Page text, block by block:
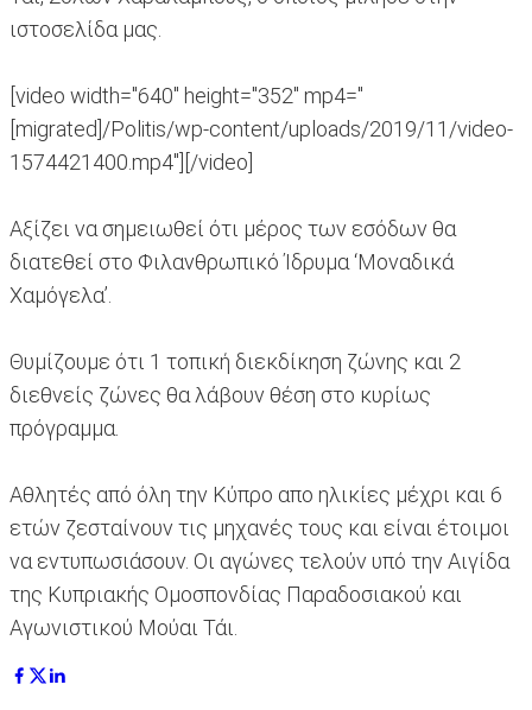
ιστοσελίδα μας.
[video width="640" height="352" mp4="
[migrated]/Politis/wp-content/uploads/2019/11/video-
1574421400.mp4"][/video]
Αξίζει να σημειωθεί ότι μέρος των εσόδων θα
διατεθεί στο Φιλανθρωπικό Ίδρυμα ‘Μοναδικά
Χαμόγελα’.
Θυμίζουμε ότι 1 τοπική διεκδίκηση ζώνης και 2
διεθνείς ζώνες θα λάβουν θέση στο κυρίως
πρόγραμμα.
Αθλητές από όλη την Κύπρο απο ηλικίες μέχρι και 6
ετών ζεσταίνουν τις μηχανές τους και είναι έτοιμοι
να εντυπωσιάσουν. Οι αγώνες τελούν υπό την Αιγίδα
της Κυπριακής Ομοσπονδίας Παραδοσιακού και
Αγωνιστικού Μούαι Τάι.